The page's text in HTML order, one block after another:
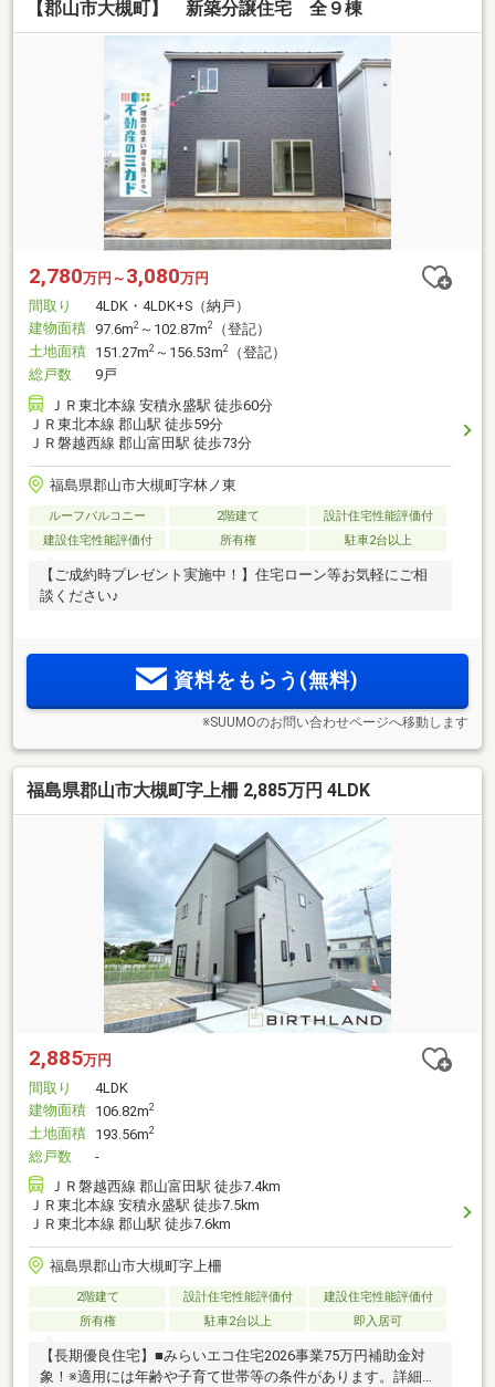
【郡山市大槻町】 新築分譲住宅 全９棟
2,780万円～ 3,080万円
間取り
4LDK・4LDK+S（納戸）
建物面積 97.6m2 ～102.87m2
（登記）
土地面積 151.27m2 ～156.53m2
（登記）
総戸数
9戸
ＪＲ東北本線 安積永盛駅 徒歩60分
ＪＲ東北本線 郡山駅 徒歩59分
ＪＲ磐越西線 郡山富田駅 徒歩73分
福島県郡山市大槻町字林ノ東
ルーフバルコニー 2階建て
設計住宅性能評価付
建設住宅性能評価付
所有権 駐車2台以上
【ご成約時プレゼント実施中！】住宅ローン等お気軽にご相
談ください♪
資料をもらう(無料)
※SUUMOのお問い合わせページへ移動します
福島県郡山市大槻町字上柵 2,885万円 4LDK
2,885万円
間取り
4LDK
建物面積 106.82m2
土地面積 193.56m2
総戸数
-
ＪＲ磐越西線 郡山富田駅 徒歩7.4km
ＪＲ東北本線 安積永盛駅 徒歩7.5km
ＪＲ東北本線 郡山駅 徒歩7.6km
福島県郡山市大槻町字上柵
2階建て 設計住宅性能評価付
建設住宅性能評価付
所有権
駐車2台以上 即入居可
【長期優良住宅】■みらいエコ住宅2026事業75万円補助金対
象！※適用には年齢や子育て世帯等の条件があります。詳細は